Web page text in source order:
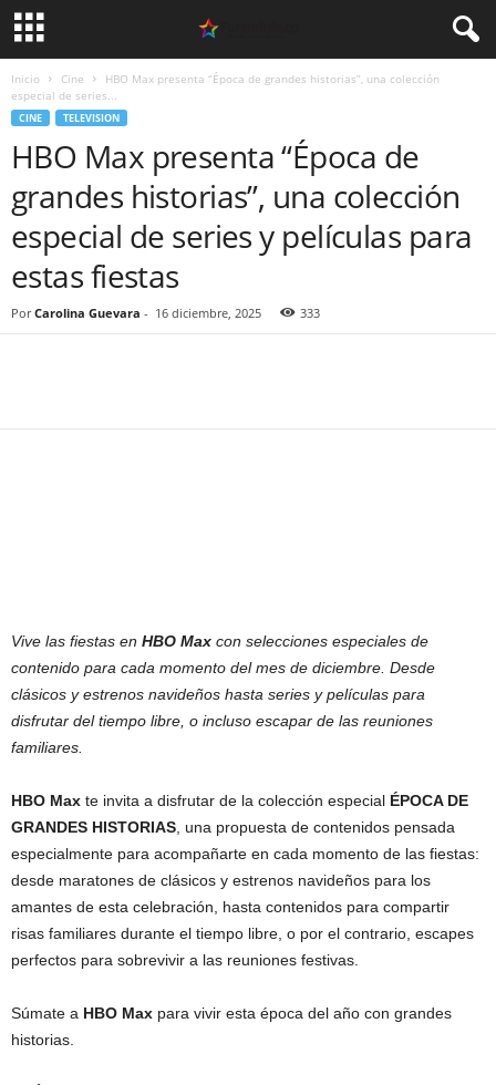
Inicio Cine
HBO Max presenta “Época de grandes historias”, una colección
especial de series...
CINE TELEVISION
HBO Max presenta “Época de
grandes historias”, una colección
especial de series y películas para
estas fiestas
Por Carolina Guevara - 16 diciembre, 2025 333
Vive las fiestas en HBO Max con selecciones especiales de
contenido para cada momento del mes de diciembre. Desde
clásicos y estrenos navideños hasta series y películas para
disfrutar del tiempo libre, o incluso escapar de las reuniones
familiares.
HBO Max te invita a disfrutar de la colección especial ÉPOCA DE
GRANDES HISTORIAS, una propuesta de contenidos pensada
especialmente para acompañarte en cada momento de las fiestas:
desde maratones de clásicos y estrenos navideños para los
amantes de esta celebración, hasta contenidos para compartir
risas familiares durante el tiempo libre, o por el contrario, escapes
perfectos para sobrevivir a las reuniones festivas.
Súmate a HBO Max para vivir esta época del año con grandes
historias.